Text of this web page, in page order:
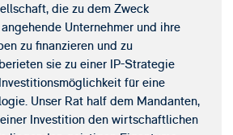
die zu dem Zweck
Unternehmer und ihre
zu finanzieren und zu
sie zu einer IP-Strategie
für eine
Unser Rat half dem Mandanten,
Investition den wirtschaftlichen